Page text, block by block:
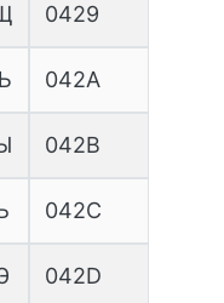
0429
042A
042B
042C
042D